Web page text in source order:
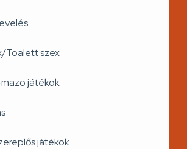
Toalett szex
játékok
játékok